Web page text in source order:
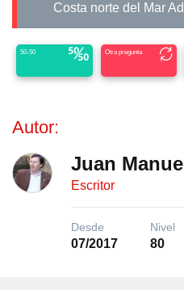
Costa norte del Mar
50-50 Otra pregunta
Autor:
Juan
Escritor
Desde
07/2017
Nivel
80